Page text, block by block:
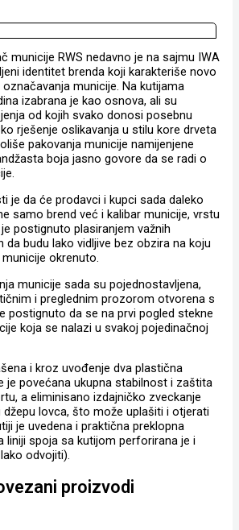
municije RWS nedavno je na sajmu IWA
identitet brenda koji karakteriše novo
municije. Na kutijama
izabrana je kao osnova, ali su
od kojih svako donosi posebnu
rješenje oslikavanja u stilu kore drveta
pakovanja municije namijenjene
boja jasno govore da se radi o
je da će prodavci i kupci sada daleko
samo brend već i kalibar municije, vrstu
postignuto plasiranjem važnih
da budu lako vidljive bez obzira na koju
okrenuto.
municije sada su pojednostavljena,
i preglednim prozorom otvorena s
postignuto da se na prvi pogled stekne
koja se nalazi u svakoj pojedinačnoj
i kroz uvođenje dva plastična
je povećana ukupna stabilnost i zaštita
a eliminisano izdajničko zveckanje
džepu lovca, što može uplašiti i otjerati
je uvedena i praktična preklopna
liniji spoja sa kutijom perforirana je i
odvojiti).
proizvodi